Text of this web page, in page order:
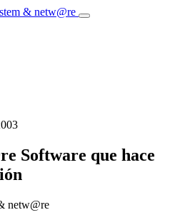
Software que hace